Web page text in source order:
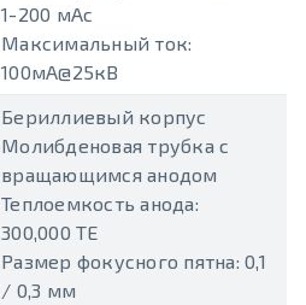
1-200 мАс
Максимальный ток:
100мА@25кВ
Бериллиевый корпус
Молибденовая трубка с
вращающимся анодом
Теплоемкость анода:
300,000 ТЕ
Размер фокусного пятна: 0,1
/ 0,3 мм